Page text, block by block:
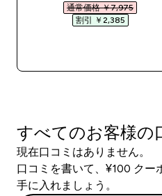
通常価格 ￥7,975‎
割引 ￥2,385‎
すべてのお客様の
現在口コミはありません。
口コミを書いて、¥100 クー
手に入れましょう。